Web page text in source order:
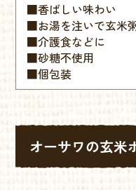
■香ばしい味わい
■お湯を注いで玄米
■介護食などに
■砂糖不使用
■個包装
オーサワの玄米